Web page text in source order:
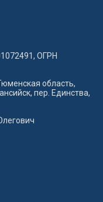
ОГРН
область,
пер. Единства,